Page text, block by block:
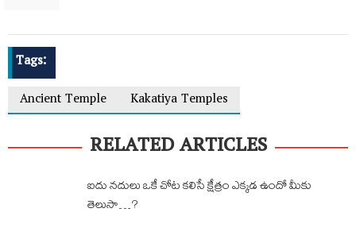
Tags:
Ancient Temple
Kakatiya Temples
RELATED ARTICLES
ఐదు నదులు ఒకే చోట కలిసే క్షేత్రం ఎక్కడ ఉందో మీకు
తెలుసా…?